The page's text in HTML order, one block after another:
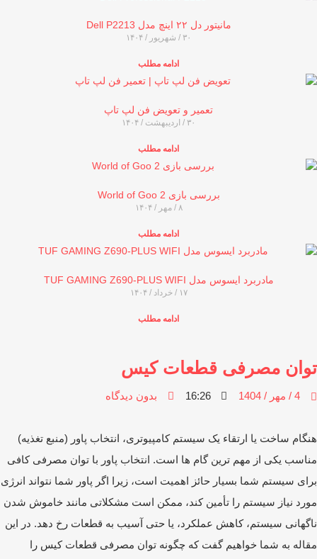
مانیتور دل ۲۲ اینچ مدل Dell P2213
۳۰ / شهریور / ۱۴۰۴
ادامه مطلب
تعمیر و تعویض فن لپ تاپ
۳۰ / اردیبهشت / ۱۴۰۴
ادامه مطلب
بررسی بازی World of Goo 2
ادامه مطلب
مادربرد ایسوس مدل TUF GAMING Z690-PLUS WIFI
۱۷ / خرداد / ۱۴۰۴
ادامه مطلب
مصرفی قطعات کیس
16:26 بدون دیدگاه
ساخت یا ارتقاء یک سیستم کامپیوتری، انتخاب پاور (منبع تغذیه)
یکی از مهم‌ ترین گام ‌ها است. انتخاب پاور با توان مصرفی کافی
سیستم شما بسیار حائز اهمیت است، زیرا اگر پاور شما نتواند انرژی
نیاز سیستم را تأمین کند، ممکن است مشکلاتی مانند خاموش شدن
سیستم، کاهش عملکرد، یا حتی آسیب به قطعات رخ دهد. در این
به شما خواهیم گفت که چگونه توان مصرفی قطعات کیس را